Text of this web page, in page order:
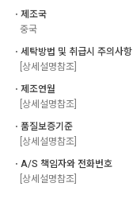
ㆍ제조국
중국
ㆍ세탁방법 및 취급시 주의사항
[상세설명참조]
ㆍ제조연월
[상세설명참조]
ㆍ품질보증기준
[상세설명참조]
ㆍA/S 책임자와 전화번호
[상세설명참조]